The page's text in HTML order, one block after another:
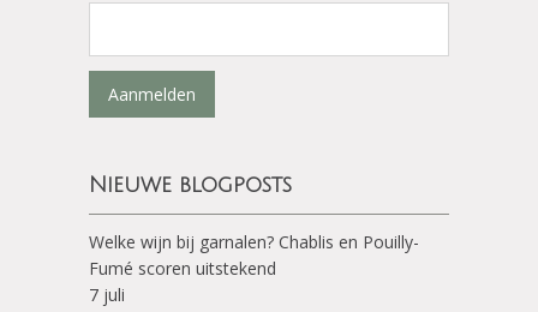
Aanmelden
Nieuwe blogposts
Welke wijn bij garnalen? Chablis en Pouilly-
Fumé scoren uitstekend
7 juli